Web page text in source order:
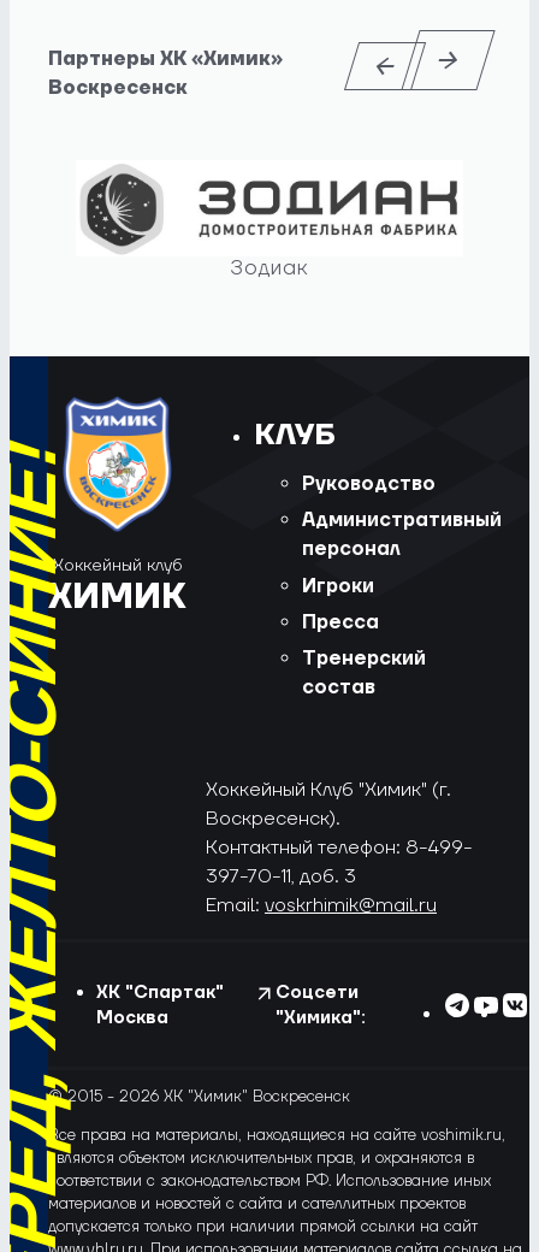
Партнеры ХК «Химик»
Воскресенск
Зодиак
СИНИЕ!
Хоккейный клуб
ХИМИК
КЛУБ
Руководство
Административный
персонал
Игроки
Пресса
Тренерский
состав
Хоккейный Клуб "Химик" (г.
Воскресенск).
Контактный телефон: 8-499-
397-70-11, доб. 3
Email: voskrhimik@mail.ru
ХК "Спартак"
Москва
Соцсети
"Химика":
© 2015 - 2026 ХК "Химик" Воскресенск
Все права на материалы, находящиеся на сайте voshimik.ru,
являются объектом исключительных прав, и охраняются в
соответствии с законодательством РФ. Использование иных
материалов и новостей с сайта и сателлитных проектов
допускается только при наличии прямой ссылки на сайт